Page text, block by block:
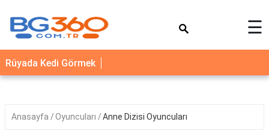
YEMEK
TARİFLERİ
☰
Rüyada Kedi Görmek
Anasayfa Oyuncuları Anne Dizisi Oyuncuları